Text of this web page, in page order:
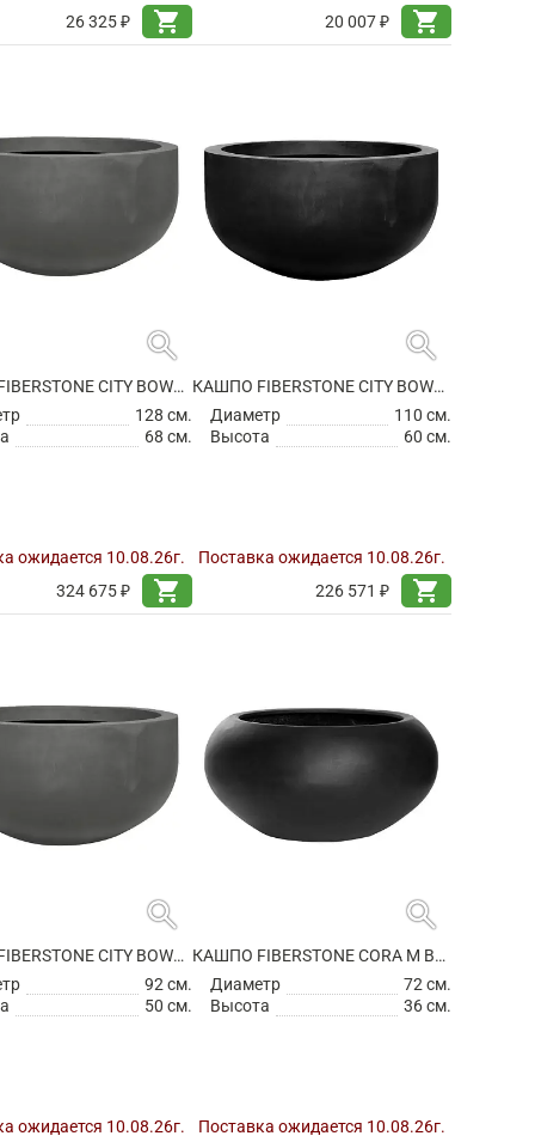
26 325 ₽
shopping_cart
20 007 ₽
shopping_cart
search
КАШПО FIBERSTONE CITY BOWL L GREY
128 см.
68 см.
ожидается 10.08.26г.
324 675 ₽
shopping_cart
search
КАШПО FIBERSTONE CITY BOWL M BLACK
Диаметр
110 см.
Высота
60 см.
Поставка ожидается 10.08.26г.
226 571 ₽
shopping_cart
search
КАШПО FIBERSTONE CITY BOWL S GREY
92 см.
50 см.
ожидается 10.08.26г.
search
КАШПО FIBERSTONE CORA M BLACK
Диаметр
72 см.
Высота
36 см.
Поставка ожидается 10.08.26г.